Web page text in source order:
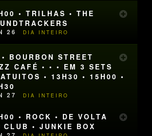
• TRILHAS • THE
26 DIA INTEIRO
• BOURBON STREET
CAFÉ • • • EM 3 SETS
• 13H30 • 15H00 •
27 DIA INTEIRO
• ROCK • DE VOLTA
CLUB • JUNKIE BOX